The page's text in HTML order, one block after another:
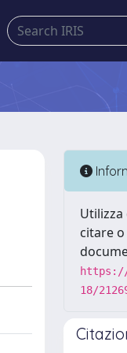
citare
https://
18/